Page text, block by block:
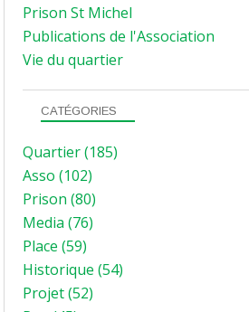
Prison St Michel
Publications de l'Association
Vie du quartier
CATÉGORIES
Quartier(185)
Asso (102)
Prison (80)
Media (76)
Place (59)
Historique (54)
Projet(52)